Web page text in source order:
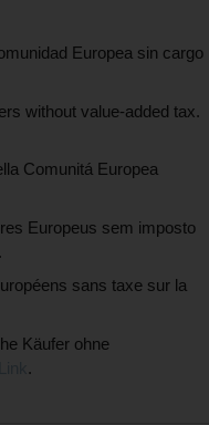
Europea sin cargo
without value-added tax.
Comunitá Europea
Europeus sem imposto
.
sans taxe sur la
Käufer ohne
.